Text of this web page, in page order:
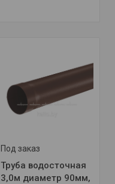
Под заказ
Труба водосточная
3,0м диаметр 90мм,